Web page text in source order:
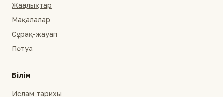
Жаңалықтар
Мақалалар
Сұрақ-жауап
Пәтуа
Білім
Ислам тарихы